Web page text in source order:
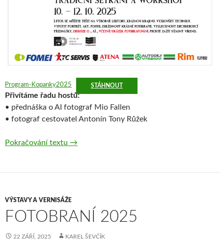
Program-Kopanky2025 STÁHNOUT
Přivítáme řadu hostů:
• přednáška o AI fotograf Mio Fallen
• fotograf cestovatel Antonín Tony Růžek
Pokračování textu Kopánky 2025
→
VÝSTAVY A VERNISÁŽE
FOTOBRANÍ 2025
22 ZÁŘÍ, 2025 KAREL ŠEVČÍK